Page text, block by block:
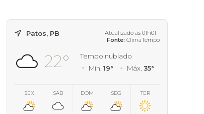
Patos, PB
Atualizado às 01h01 -
Fonte: ClimaTempo
22°
Tempo nublado
Mín. 19° Máx. 35°
SEX SÁB DOM SEG TER